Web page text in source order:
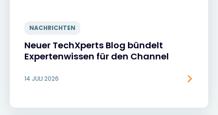
NACHRICHTEN
Neuer TechXperts Blog bündelt
Expertenwissen für den Channel
14 JULI 2026